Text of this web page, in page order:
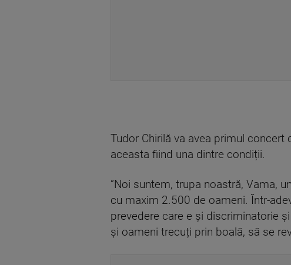
Tudor Chirilă va avea primul concert
aceasta fiind una dintre condiții.
”Noi suntem, trupa noastră, Vama,
cu maxim 2.500 de oameni. Într-
prevedere care e și discriminatorie
și oameni trecuți prin boală, să se